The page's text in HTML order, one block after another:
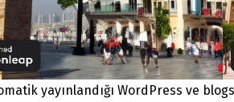
yayınlandığı WordPress ve